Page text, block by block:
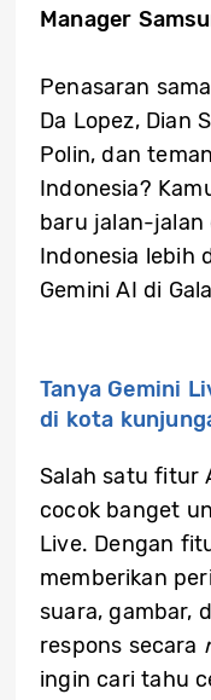
Manager
Penasaran
Da Lopez, Dian
Polin, dan
Indonesia?
baru jalan-jalan
Indonesia lebih
Gemini AI di
Tanya Gemini
di kota
Salah satu fitur
cocok banget
Live. Dengan
memberikan
suara, gambar,
respons secara
ingin cari tahu